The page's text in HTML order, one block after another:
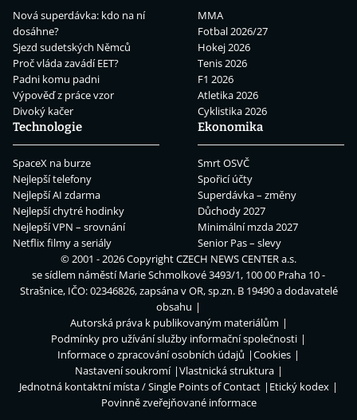
Nová superdávka: kdo na ní
dosáhne?
Sjezd sudetských Němců
Proč vláda zavádí EET?
Padni komu padni
Výpověď z práce vzor
Divoký kačer
MMA
Fotbal 2026/27
Hokej 2026
Tenis 2026
F1 2026
Atletika 2026
Cyklistika 2026
Technologie
SpaceX na burze
Nejlepší telefony
Nejlepší AI zdarma
Nejlepší chytré hodinky
Nejlepší VPN – srovnání
Netflix filmy a seriály
Ekonomika
Smrt OSVČ
Spořicí účty
Superdávka – změny
Důchody 2027
Minimální mzda 2027
Senior Pas – slevy
© 2001 - 2026 CopyrightCZECH NEWS CENTER a.s.
se sídlem náměstí Marie Schmolkové 3493/1, 100 00 Praha 10 -
Strašnice, IČO: 02346826, zapsána v OR, sp.zn. B 19490 a dodavatelé
obsahu
Autorská práva k publikovaným materiálům
Podmínky pro užívání služby informační společnosti
Informace o zpracování osobních údajů
Cookies
Nastavení soukromí
Vlastnická struktura
Jednotná kontaktní místa / Single Points of Contact
Etický kodex
Povinně zveřejňované informace